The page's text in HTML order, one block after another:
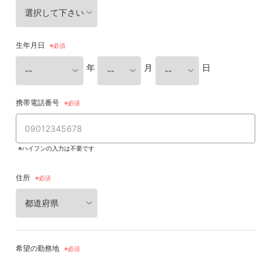
生年月日
年 月 日
携帯電話番号
※ハイフンの入力は不要です
住所
希望の勤務地